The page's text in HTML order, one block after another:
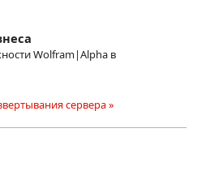
Wolfram|Alpha в
сервера »